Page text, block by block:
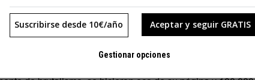
de este movimiento ya ha tenido su recompensa. Los
Aceptar y seguir GRATIS
Suscribirse desde 10€/año
Gestionar opciones